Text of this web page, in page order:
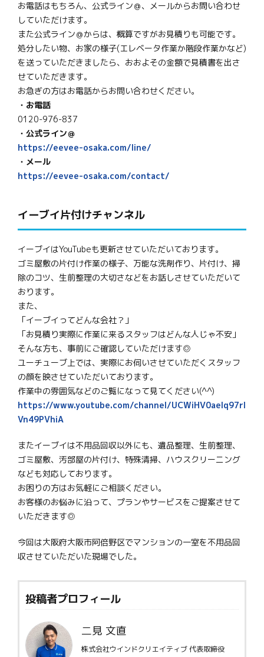
お電話はもちろん、公式ライン＠、メールからお問い合わせ
していただけます。
また公式ライン＠からは、概算ですがお見積りも可能です。
処分したい物、お家の様子(エレベータ作業か階段作業かなど)
を送っていただきましたら、おおよその金額で見積書を出さ
せていただきます。
お急ぎの方はお電話からお問い合わせください。
・お電話
0120-976-837
・公式ライン＠
https://eevee-osaka.com/line/
・メール
https://eevee-osaka.com/contact/
イーブイ片付けチャンネル
イーブイはYouTubeも更新させていただいております。
ゴミ屋敷の片付け作業の様子、万能な洗剤作り、片付け、掃
除のコツ、生前整理の大切さなどをお話しさせていただいて
おります。
また、
「イーブイってどんな会社？」
「お見積り実際に作業に来るスタッフはどんな人じゃ不安」
そんな方も、事前にご確認していただけます◎
ユーチューブ上では、実際にお伺いさせていただくスタッフ
の顔を映させていただいております。
作業中の雰囲気などのご覧になって見てください(^^)
https://www.youtube.com/channel/UCWiHV0aeIq97rl
Vn49PVhiA
またイーブイは不用品回収以外にも、遺品整理、生前整理、
ゴミ屋敷、汚部屋の片付け、特殊清掃、ハウスクリーニング
なども対応しております。
お困りの方はお気軽にご相談ください。
お客様のお悩みに沿って、プランやサービスをご提案させて
いただきます◎
今回は大阪府大阪市阿倍野区でマンションの一室を不用品回
収させていただいた現場でした。
投稿者プロフィール
二見 文直
株式会社ウインドクリエイティブ 代表取締役